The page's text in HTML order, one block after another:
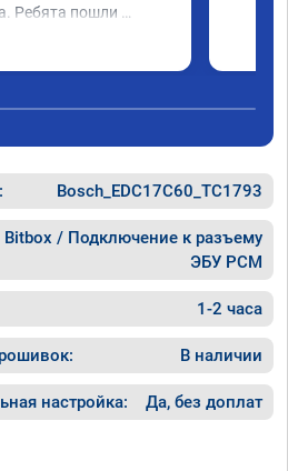
Ребята пошли
приняли и за час
Bosch_EDC17C60_TC1793
Bitbox / Подключение к разъему
ЭБУ PCM
1-2 часа
В наличии
настройка: Да, без доплат